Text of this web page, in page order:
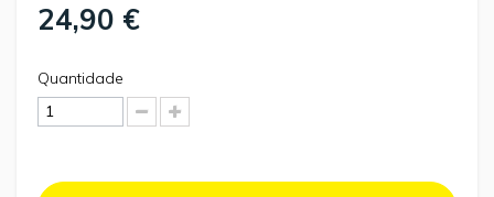
24,90 €
Quantidade